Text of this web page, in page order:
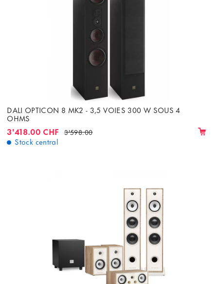
DALI OPTICON 8 MK2 - 3,5 VOIES 300 W SOUS 4
OHMS
3'418.00 CHF 3'598.00
Stock central